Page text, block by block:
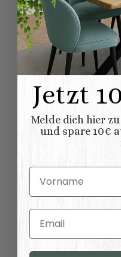
Versandgewicht:
Artikelgewicht:
Abmessungen (L
x B/T x H) (
Höhe ):
Dazu
Jetzt
Melde dich hier
und spare 10€
Vorname
Email